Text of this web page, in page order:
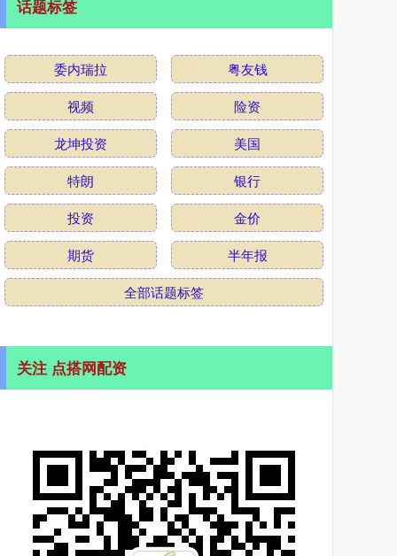
话题标签
委内瑞拉
粤友钱
视频
险资
龙坤投资
美国
特朗
银行
投资
金价
期货
半年报
全部话题标签
关注 点搭网配资